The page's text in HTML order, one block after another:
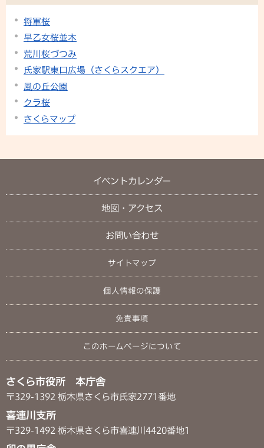
将軍桜
早乙女桜並木
荒川桜づつみ
氏家駅東口広場（さくらスクエア）
風の丘公園
クラ桜
さくらマップ
イベントカレンダー
地図・アクセス
お問い合わせ
サイトマップ
個人情報の保護
免責事項
このホームページについて
さくら市役所 本庁舎
〒329-1392 栃木県さくら市氏家2771番地
喜連川支所
〒329-1492 栃木県さくら市喜連川4420番地1